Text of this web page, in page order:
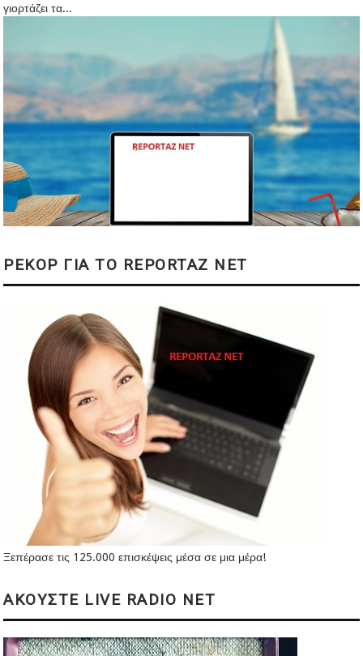
γιορτάζει τα...
ΡΕΚΟΡ ΓΙΑ ΤΟ REPORTAZ NET
Ξεπέρασε τις 125.000 επισκέψεις μέσα σε μια μέρα!
ΑΚΟΥΣΤΕ LIVE RADIO NET